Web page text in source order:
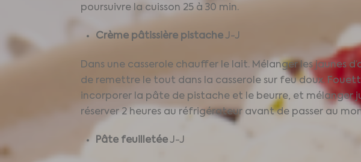
poursuivre la cuisson 25 à 30 min.
Crème pâtissière pistacheJ-J
Dans une casserole chauffer le lait. Mélanger les jaunes
de remettre le tout dans la casserole sur feu doux.
incorporer la pâte de pistache et le beurre, et mélanger
réserver 2 heures au réfrigérateur avant de passer au
Pâte feuilletéeJ-J